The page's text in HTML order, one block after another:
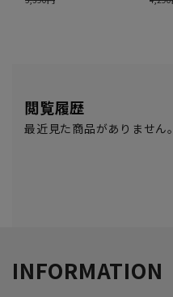
閲覧履歴
最近見た商品がありません。
INFORMATION